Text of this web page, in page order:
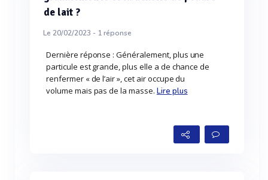
de lait ?
Le 20/02/2023 - 1réponse
Dernière réponse : Généralement, plus une
particule est grande, plus elle a de chance de
renfermer « de l’air », cet air occupe du
volume mais pas de la masse. Lire plus